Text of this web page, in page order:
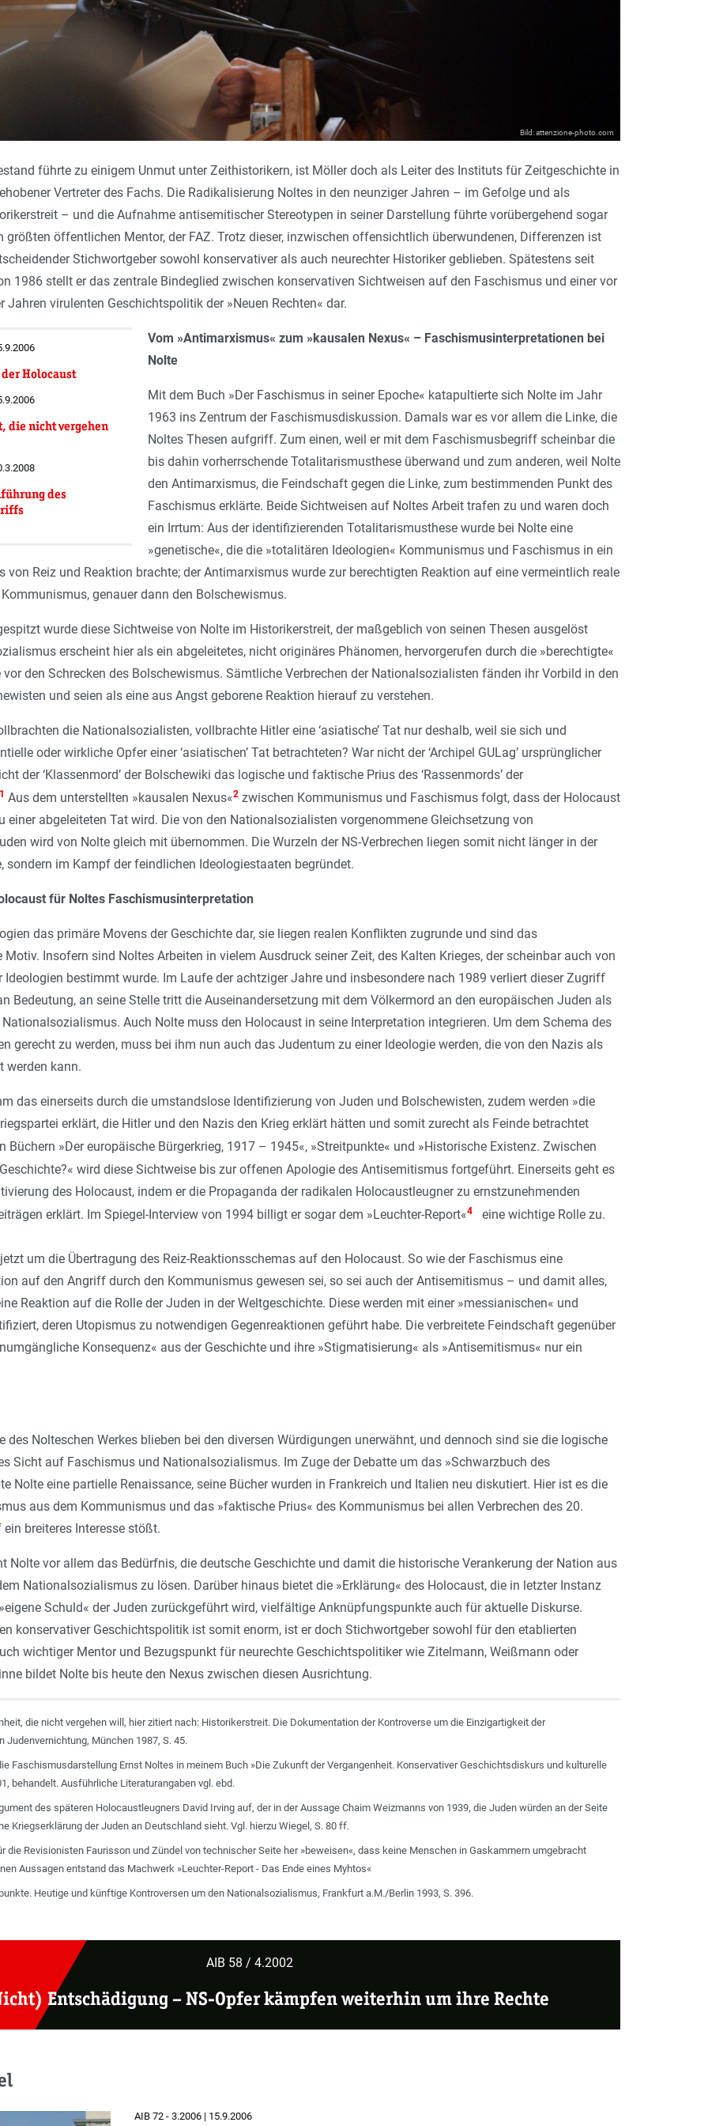
Bild: attenzione-photo.com
führte zu einigem Unmut unter Zeithistorikern, ist Möller doch als Leiter des Instituts für Zeitgeschichte in
Vertreter des Fachs. Die Radikalisierung Noltes in den neunziger Jahren – im Gefolge und als
– und die Aufnahme antisemitischer Stereotypen in seiner Darstellung führte vorübergehend sogar
größten öffentlichen Mentor, der FAZ. Trotz dieser, inzwischen offensichtlich überwundenen, Differenzen ist
Stichwortgeber sowohl konservativer als auch neurechter Historiker geblieben. Spätestens seit
1986 stellt er das zentrale Bindeglied zwischen konservativen Sichtweisen auf den Faschismus und einer vor
Jahren virulenten Geschichtspolitik der »Neuen Rechten« dar.
Holocaust
die nicht vergehen
des
Vom »Antimarxismus« zum »kausalen Nexus« – Faschismusinterpretationen bei
Nolte
Mit dem Buch »Der Faschismus in seiner Epoche« katapultierte sich Nolte im Jahr
1963 ins Zentrum der Faschismusdiskussion. Damals war es vor allem die Linke, die
Noltes Thesen aufgriff. Zum einen, weil er mit dem Faschismusbegriff scheinbar die
bis dahin vorherrschende Totalitarismusthese überwand und zum anderen, weil Nolte
den Antimarxismus, die Feindschaft gegen die Linke, zum bestimmenden Punkt des
Faschismus erklärte. Beide Sichtweisen auf Noltes Arbeit trafen zu und waren doch
ein Irrtum: Aus der identifizierenden Totalitarismusthese wurde bei Nolte eine
»genetische«, die die »totalitären Ideologien« Kommunismus und Faschismus in ein
von Reiz und Reaktion brachte; der Antimarxismus wurde zur berechtigten Reaktion auf eine vermeintlich reale
genauer dann den Bolschewismus.
wurde diese Sichtweise von Nolte im Historikerstreit, der maßgeblich von seinen Thesen ausgelöst
erscheint hier als ein abgeleitetes, nicht originäres Phänomen, hervorgerufen durch die »berechtigte«
den Schrecken des Bolschewismus. Sämtliche Verbrechen der Nationalsozialisten fänden ihr Vorbild in den
und seien als eine aus Angst geborene Reaktion hierauf zu verstehen.
die Nationalsozialisten, vollbrachte Hitler eine ‘asiatische’ Tat nur deshalb, weil sie sich und
oder wirkliche Opfer einer ‘asiatischen’ Tat betrachteten? War nicht der ‘Archipel GULag’ ursprünglicher
der ‘Klassenmord’ der Bolschewiki das logische und faktische Prius des ‘Rassenmords’ der
1 Aus dem unterstellten »kausalen Nexus«2 zwischen Kommunismus und Faschismus folgt, dass der Holocaust
einer abgeleiteten Tat wird. Die von den Nationalsozialisten vorgenommene Gleichsetzung von
wird von Nolte gleich mit übernommen. Die Wurzeln der NS-Verbrechen liegen somit nicht länger in der
sondern im Kampf der feindlichen Ideologiestaaten begründet.
für Noltes Faschismusinterpretation
das primäre Movens der Geschichte dar, sie liegen realen Konflikten zugrunde und sind das
Insofern sind Noltes Arbeiten in vielem Ausdruck seiner Zeit, des Kalten Krieges, der scheinbar auch von
Ideologien bestimmt wurde. Im Laufe der achtziger Jahre und insbesondere nach 1989 verliert dieser Zugriff
Bedeutung, an seine Stelle tritt die Auseinandersetzung mit dem Völkermord an den europäischen Juden als
Auch Nolte muss den Holocaust in seine Interpretation integrieren. Um dem Schema des
gerecht zu werden, muss bei ihm nun auch das Judentum zu einer Ideologie werden, die von den Nazis als
werden kann.
das einerseits durch die umstandslose Identifizierung von Juden und Bolschewisten, zudem werden »die
erklärt, die Hitler und den Nazis den Krieg erklärt hätten und somit zurecht als Feinde betrachtet
Büchern »Der europäische Bürgerkrieg, 1917 – 1945«, »Streitpunkte« und »Historische Existenz. Zwischen
wird diese Sichtweise bis zur offenen Apologie des Antisemitismus fortgeführt. Einerseits geht es
des Holocaust, indem er die Propaganda der radikalen Holocaustleugner zu ernstzunehmenden
erklärt. Im Spiegel-Interview von 1994 billigt er sogar dem »Leuchter-Report«4 eine wichtige Rolle zu.
um die Übertragung des Reiz-Reaktionsschemas auf den Holocaust. So wie der Faschismus eine
auf den Angriff durch den Kommunismus gewesen sei, so sei auch der Antisemitismus – und damit alles,
Reaktion auf die Rolle der Juden in der Weltgeschichte. Diese werden mit einer »messianischen« und
deren Utopismus zu notwendigen Gegenreaktionen geführt habe. Die verbreitete Feindschaft gegenüber
Konsequenz« aus der Geschichte und ihre »Stigmatisierung« als »Antisemitismus« nur ein
des Nolteschen Werkes blieben bei den diversen Würdigungen unerwähnt, und dennoch sind sie die logische
Sicht auf Faschismus und Nationalsozialismus. Im Zuge der Debatte um das »Schwarzbuch des
Nolte eine partielle Renaissance, seine Bücher wurden in Frankreich und Italien neu diskutiert. Hier ist es die
aus dem Kommunismus und das »faktische Prius« des Kommunismus bei allen Verbrechen des 20.
breiteres Interesse stößt.
Nolte vor allem das Bedürfnis, die deutsche Geschichte und damit die historische Verankerung der Nation aus
Nationalsozialismus zu lösen. Darüber hinaus bietet die »Erklärung« des Holocaust, die in letzter Instanz
Schuld« der Juden zurückgeführt wird, vielfältige Anknüpfungspunkte auch für aktuelle Diskurse.
konservativer Geschichtspolitik ist somit enorm, ist er doch Stichwortgeber sowohl für den etablierten
wichtiger Mentor und Bezugspunkt für neurechte Geschichtspolitiker wie Zitelmann, Weißmann oder
bildet Nolte bis heute den Nexus zwischen diesen Ausrichtung.
die nicht vergehen will, hier zitiert nach: Historikerstreit. Die Dokumentation der Kontroverse um die Einzigartigkeit der
Judenvernichtung, München 1987, S. 45.
Faschismusdarstellung Ernst Noltes in meinem Buch »Die Zukunft der Vergangenheit. Konservativer Geschichtsdiskurs und kulturelle
behandelt. Ausführliche Literaturangaben vgl. ebd.
des späteren Holocaustleugners David Irving auf, der in der Aussage Chaim Weizmanns von 1939, die Juden würden an der Seite
Kriegserklärung der Juden an Deutschland sieht. Vgl. hierzu Wiegel, S. 80 ff.
die Revisionisten Faurisson und Zündel von technischer Seite her »beweisen«, dass keine Menschen in Gaskammern umgebracht
Aussagen entstand das Machwerk »Leuchter-Report - Das Ende eines Myhtos«
Heutige und künftige Kontroversen um den Nationalsozialismus, Frankfurt a.M./Berlin 1993, S. 396.
AIB 58 / 4.2002
Entschädigung–NS-Opfer kämpfen weiterhin um ihre Rechte
AIB 72 - 3.2006 | 15.9.2006